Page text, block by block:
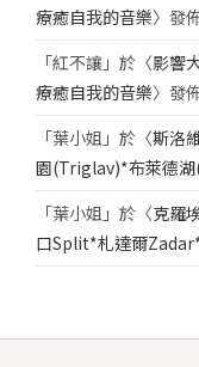
療癒自我的音樂〉發
「紅不讓 」於〈影響
療癒自我的音樂〉發
「葉小姐 」於〈斯洛
園(Triglav)*布萊德
「葉小姐 」於〈克羅
口Split*札達爾